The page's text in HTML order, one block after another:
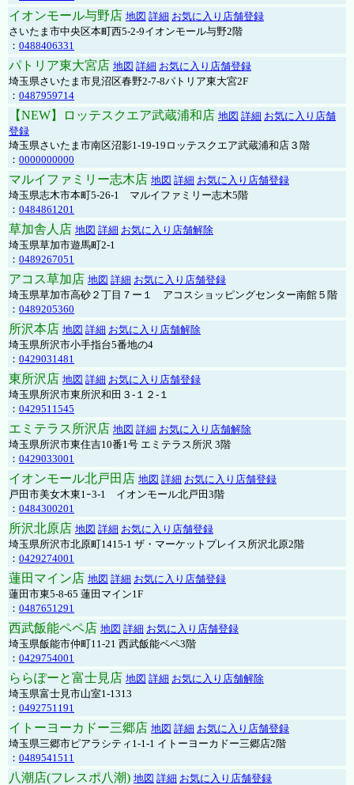
イオンモール与野店 地図 詳細 お気に入り店舗登録
さいたま市中央区本町西5-2-9イオンモール与野2階
： 0488406331
パトリア東大宮店 地図 詳細 お気に入り店舗登録
埼玉県さいたま市見沼区春野2-7-8パトリア東大宮2F
： 0487959714
【NEW】ロッテスクエア武蔵浦和店 地図 詳細 お気に入り店舗
登録
埼玉県さいたま市南区沼影1-19-19ロッテスクエア武蔵浦和店３階
： 0000000000
マルイファミリー志木店 地図 詳細 お気に入り店舗登録
埼玉県志木市本町5-26-1 マルイファミリー志木5階
： 0484861201
草加舎人店 地図 詳細 お気に入り店舗解除
埼玉県草加市遊馬町2-1
： 0489267051
アコス草加店 地図 詳細 お気に入り店舗登録
埼玉県草加市高砂２丁目７ー１ アコスショッピングセンター南館５階
： 0489205360
所沢本店 地図 詳細 お気に入り店舗解除
埼玉県所沢市小手指台5番地の4
： 0429031481
東所沢店 地図 詳細 お気に入り店舗登録
埼玉県所沢市東所沢和田３-１２-１
： 0429511545
エミテラス所沢店 地図 詳細 お気に入り店舗解除
埼玉県所沢市東住吉10番1号 エミテラス所沢 3階
： 0429033001
イオンモール北戸田店 地図 詳細 お気に入り店舗登録
戸田市美女木東1ｰ3‐1 イオンモール北戸田3階
： 0484300201
所沢北原店 地図 詳細 お気に入り店舗登録
埼玉県所沢市北原町1415-1 ザ・マーケットプレイス所沢北原2階
： 0429274001
蓮田マイン店 地図 詳細 お気に入り店舗登録
蓮田市東5-8-65 蓮田マイン1F
： 0487651291
西武飯能ペペ店 地図 詳細 お気に入り店舗登録
埼玉県飯能市仲町11-21 西武飯能ペペ3階
： 0429754001
ららぽーと富士見店 地図 詳細 お気に入り店舗解除
埼玉県富士見市山室1-1313
： 0492751191
イトーヨーカドー三郷店 地図 詳細 お気に入り店舗登録
埼玉県三郷市ピアラシティ1-1-1 イトーヨーカドー三郷店2階
： 0489541511
八潮店(フレスポ八潮) 地図 詳細 お気に入り店舗登録